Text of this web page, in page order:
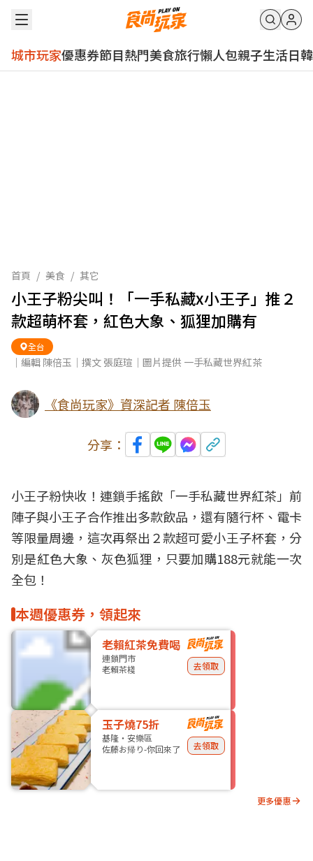
城市玩家優惠券節目熱門美食旅行懶人包親子生活日韓
首頁 / 美食 / 其它
小王子粉尖叫！「一手私藏x小王子」推２
款超萌杯套，紅色大象、狐狸加購有
全台
｜編輯 陳倍玉｜撰文 張庭瑄｜圖片提供 一手私藏世界紅茶
《食尚玩家》資深記者 陳倍玉
分享：
小王子粉快收！連鎖手搖飲 「一手私藏世界紅茶」前
陣子與小王子合作推出多款飲品 ，還有隨行杯、電卡
等限量周邊 ，這次再祭出２款超可愛小王子杯套，分
別是紅色大象、灰色狐狸，只要加購188元就能一次
全包！
本週優惠券，領起來
老賴紅茶免費喝
連鎖門市
老賴茶棧
去領取
玉子燒75折
基隆・安樂區
佐藤お帰り-你回來了
去領取
更多優惠